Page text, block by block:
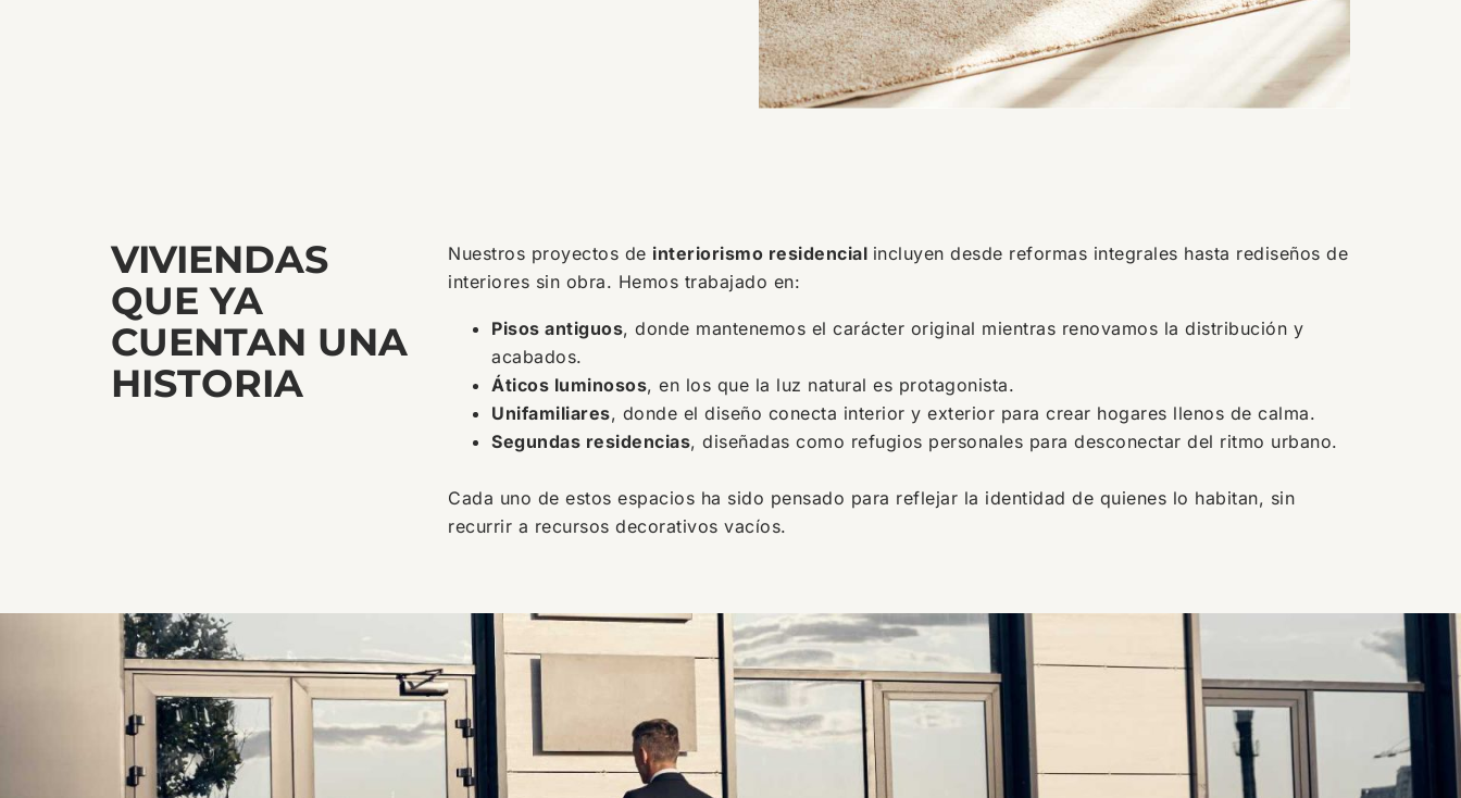
VIVIENDAS
QUE YA
CUENTAN UNA
HISTORIA
Nuestros proyectos de interiorismo residencial incluyen desde reformas integrales hasta rediseños de
interiores sin obra. Hemos trabajado en:
Pisos antiguos, donde mantenemos el carácter original mientras renovamos la distribución y
acabados.
Áticos luminosos, en los que la luz natural es protagonista.
Unifamiliares, donde el diseño conecta interior y exterior para crear hogares llenos de calma.
Segundas residencias, diseñadas como refugios personales para desconectar del ritmo urbano.
Cada uno de estos espacios ha sido pensado para reflejar la identidad de quienes lo habitan, sin
recurrir a recursos decorativos vacíos.